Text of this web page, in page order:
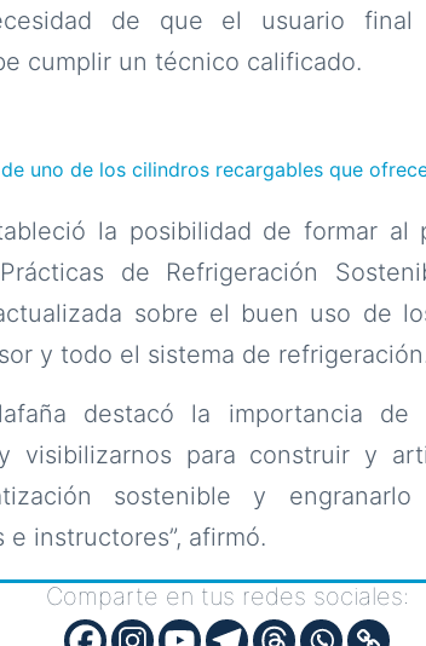
de que el usuario
cumplir un técnico calificado.
uno de los cilindros recargables que
la posibilidad de formar al
de Refrigeración
sobre el buen uso de
y todo el sistema de
destacó la importancia de
visibilizarnos para construir y
sostenible y
instructores”, afirmó.
Comparte en tus redes sociales: